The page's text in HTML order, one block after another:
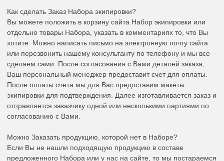
Как сделать Заказ Набора экипировки?
Вы можете положить в корзину сайта Набор экипировки или
отдельно товары Набора, указать в комментариях то, что Вы
хотите. Можно написать письмо на электронную почту сайта
или перезвонить нашему консультанту по телефону и мы все
сделаем сами. После согласования с Вами деталей заказа,
Ваш персональный менеджер предоставит счет для оплаты.
После оплаты счета мы для Вас предоставим макеты
экипировки для подтверждения. Далее изготавливается заказ и
отправляется заказчику одной или несколькими партиями по
согласованию с Вами.
Можно Заказать продукцию, которой нет в Наборе?
Если Вы не нашли подходящую продукцию в составе
предложенного Набора или у нас на сайте, то мы постараемся